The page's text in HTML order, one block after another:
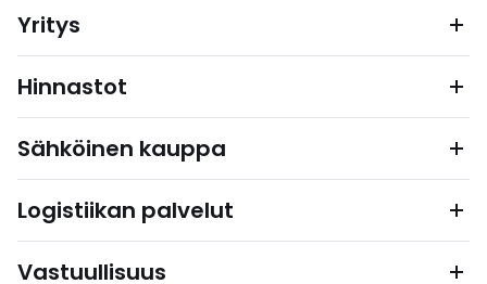
Yritys
Hinnastot
Sähköinen kauppa
Logistiikan palvelut
Vastuullisuus